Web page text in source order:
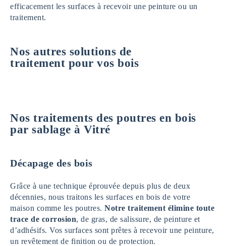
efficacement les surfaces à recevoir une peinture ou un
traitement.
Nos autres solutions de
traitement pour vos bois
Nos traitements des poutres en bois
par sablage à Vitré
Décapage des bois
Grâce à une technique éprouvée depuis plus de deux
décennies, nous traitons les surfaces en bois de votre
maison comme les poutres. Notre traitement élimine toute
trace de corrosion, de gras, de salissure, de peinture et
d’adhésifs. Vos surfaces sont prêtes à recevoir une peinture,
un revêtement de finition ou de protection.